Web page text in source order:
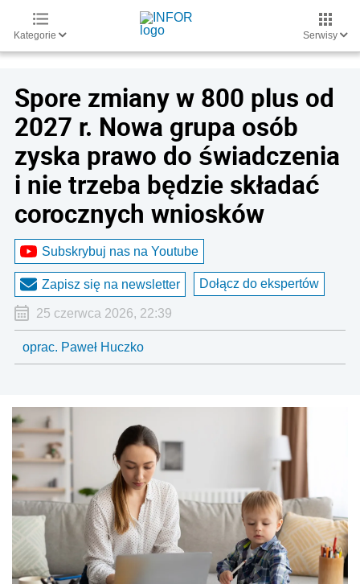
Kategorie Serwisy
Spore zmiany w 800 plus od
2027 r. Nowa grupa osób
zyska prawo do świadczenia
i nie trzeba będzie składać
corocznych wniosków
Subskrybuj nas na Youtube
Zapisz się na newsletter Dołącz do ekspertów
25 czerwca 2026, 22:39
oprac. Paweł Huczko